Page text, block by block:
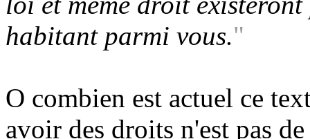
habitant parmi vous."
O combien est actuel ce
avoir des droits n'est pas